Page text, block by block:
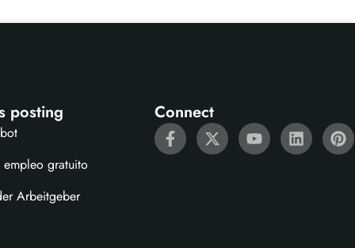
posting
gratuito
Arbeitgeber
Connect